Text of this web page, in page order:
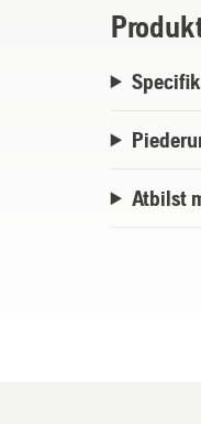
Atbilst